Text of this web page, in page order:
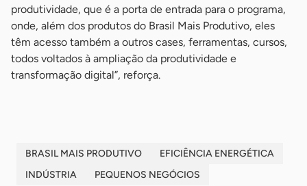
produtividade, que é a porta de entrada para o programa,
onde, além dos produtos do Brasil Mais Produtivo, eles
têm acesso também a outros cases, ferramentas, cursos,
todos voltados à ampliação da produtividade e
transformação digital”, reforça.
BRASIL MAIS PRODUTIVO
EFICIÊNCIA ENERGÉTICA
INDÚSTRIA
PEQUENOS NEGÓCIOS